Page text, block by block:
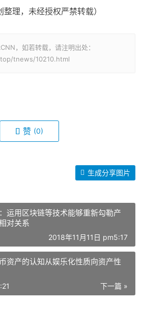
整理，未经授权严禁转载）
，如若转载，请注明出处：
tnews/10210.html
赞 (0)
生成分享图片
运用区块链等技术能够重新勾勒产
对关系
2018年11月11日 pm5:17
资产的认知从娱乐化性质向资产性
下一篇 »